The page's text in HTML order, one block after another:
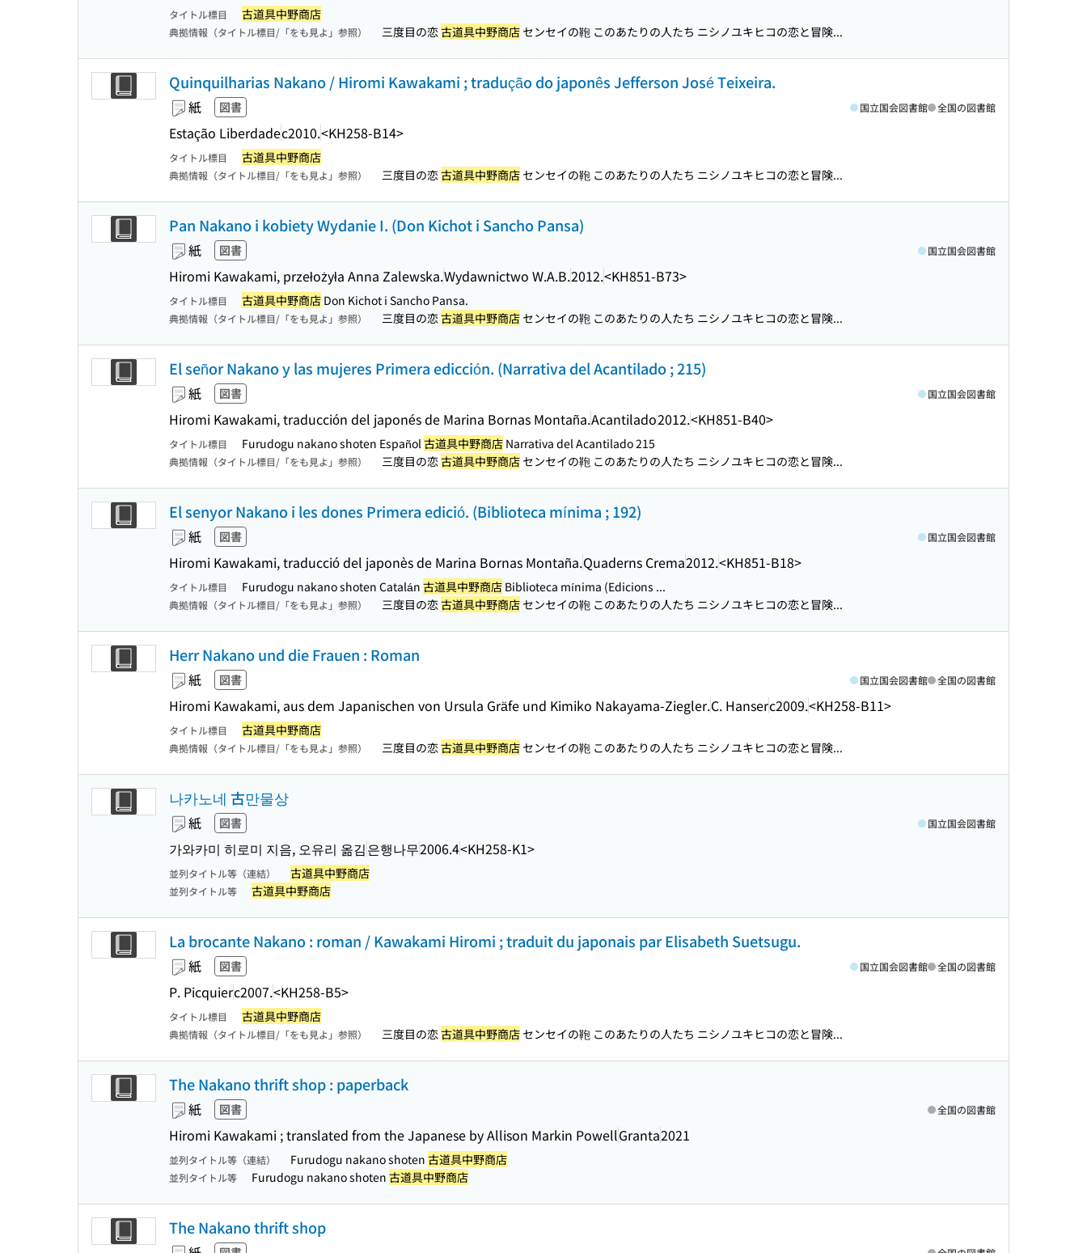
タイトル標目 古道具中野商店
典拠情報（タイトル標目/「をも見よ」参照） 三度目の恋古道具中野商店 センセイの鞄 このあたりの人たち ニシノユキヒコの恋と冒険...
Quinquilharias Nakano / Hiromi Kawakami ; tradução do japonês Jefferson José Teixeira.
紙 図書
Estação Liberdadec2010.<KH258-B14>
国立国会図書館 全国の図書館
タイトル標目 古道具中野商店
典拠情報（タイトル標目/「をも見よ」参照） 三度目の恋古道具中野商店 センセイの鞄 このあたりの人たち ニシノユキヒコの恋と冒険...
Pan Nakano i kobiety Wydanie I. (Don Kichot i Sancho Pansa)
紙 図書
Hiromi Kawakami, przełożyła Anna Zalewska.Wydawnictwo W.A.B.2012.<KH851-B73>
国立国会図書館
タイトル標目 古道具中野商店 Don Kichot i Sancho Pansa.
典拠情報（タイトル標目/「をも見よ」参照） 三度目の恋古道具中野商店 センセイの鞄 このあたりの人たち ニシノユキヒコの恋と冒険...
El señor Nakano y las mujeres Primera edicción. (Narrativa del Acantilado ; 215)
紙 図書
Hiromi Kawakami, traducción del japonés de Marina Bornas Montaña.Acantilado2012.<KH851-B40>
国立国会図書館
タイトル標目 Furudogu nakano shoten Español古道具中野商店 Narrativa del Acantilado 215
典拠情報（タイトル標目/「をも見よ」参照） 三度目の恋古道具中野商店 センセイの鞄 このあたりの人たち ニシノユキヒコの恋と冒険...
El senyor Nakano i les dones Primera edició. (Biblioteca mínima ; 192)
紙 図書
Hiromi Kawakami, traducció del japonès de Marina Bornas Montaña.Quaderns Crema2012.<KH851-B18>
国立国会図書館
タイトル標目 Furudogu nakano shoten Catalán 古道具中野商店 Biblioteca mínima (Edicions ...
典拠情報（タイトル標目/「をも見よ」参照） 三度目の恋古道具中野商店 センセイの鞄 このあたりの人たち ニシノユキヒコの恋と冒険...
Herr Nakano und die Frauen : Roman
紙 図書
Hiromi Kawakami, aus dem Japanischen von Ursula Gräfe und Kimiko Nakayama-Ziegler.C. Hanserc2009.<KH258-B11>
国立国会図書館 全国の図書館
タイトル標目 古道具中野商店
典拠情報（タイトル標目/「をも見よ」参照） 三度目の恋古道具中野商店 センセイの鞄 このあたりの人たち ニシノユキヒコの恋と冒険...
나카노네 古만물상
紙 図書
가와카미 히로미 지음, 오유리 옮김은행나무2006.4<KH258-K1>
国立国会図書館
並列タイトル等（連結） 古道具中野商店
並列タイトル等 古道具中野商店
La brocante Nakano : roman / Kawakami Hiromi ; traduit du japonais par Elisabeth Suetsugu.
紙 図書
P. Picquierc2007.<KH258-B5>
国立国会図書館 全国の図書館
タイトル標目 古道具中野商店
典拠情報（タイトル標目/「をも見よ」参照） 三度目の恋古道具中野商店 センセイの鞄 このあたりの人たち ニシノユキヒコの恋と冒険...
The Nakano thrift shop : paperback
紙 図書
Hiromi Kawakami ; translated from the Japanese by Allison Markin PowellGranta2021
全国の図書館
並列タイトル等（連結） Furudogu nakano shoten 古道具中野商店
並列タイトル等 Furudogu nakano shoten 古道具中野商店
The Nakano thrift shop